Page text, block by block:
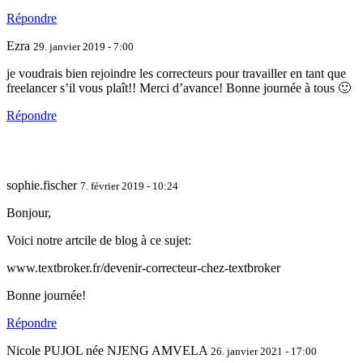
Répondre
Ezra 29. janvier 2019 - 7:00
je voudrais bien rejoindre les correcteurs pour travailler en tant que
freelancer s’il vous plaît!! Merci d’avance! Bonne journée à tous 🙂
Répondre
sophie.fischer 7. février 2019 - 10:24
Bonjour,
Voici notre artcile de blog à ce sujet:
www.textbroker.fr/devenir-correcteur-chez-textbroker
Bonne journée!
Répondre
Nicole PUJOL née NJENG AMVELA 26. janvier 2021 - 17:00